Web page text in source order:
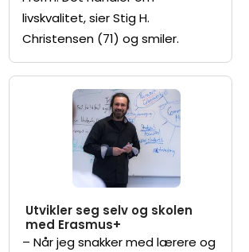
livskvalitet, sier Stig H.
Christensen (71) og smiler.
Utvikler seg selv og skolen
med Erasmus+
– Når jeg snakker med lærere og